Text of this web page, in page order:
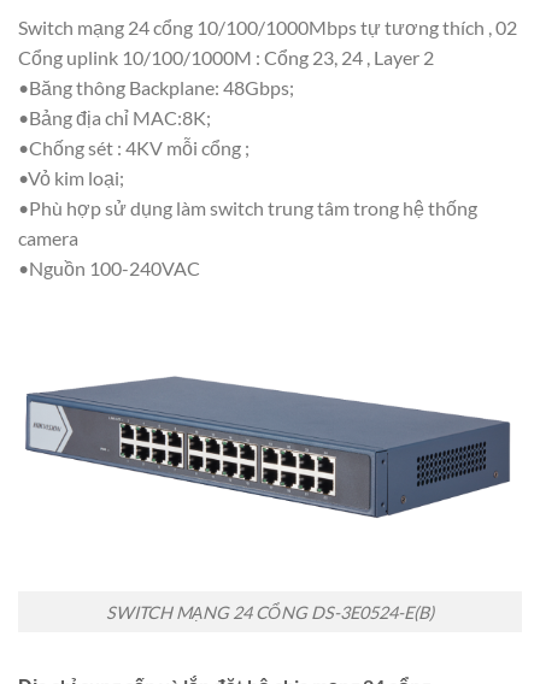
Switch mạng 24 cổng 10/100/1000Mbps tự tương thích , 02
Cổng uplink 10/100/1000M : Cổng 23, 24 , Layer 2
•Băng thông Backplane: 48Gbps;
•Bảng địa chỉ MAC:8K;
•Chống sét : 4KV mỗi cổng ;
•Vỏ kim loại;
•Phù hợp sử dụng làm switch trung tâm trong hệ thống
camera
•Nguồn 100-240VAC
SWITCH MẠNG 24 CỔNG DS-3E0524-E(B)